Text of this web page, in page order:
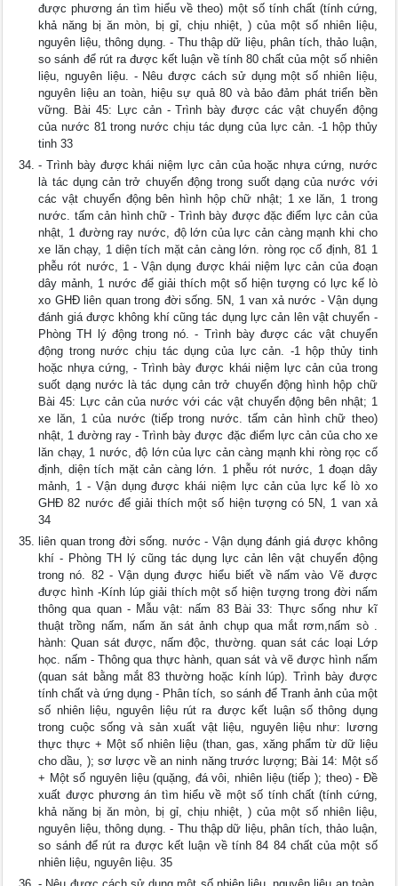
được phương án tìm hiểu về theo) một số tính chất (tính cứng,
khả năng bị ăn mòn, bị gỉ, chịu nhiệt, ) của một số nhiên liệu,
nguyên liệu, thông dụng. - Thu thập dữ liệu, phân tích, thảo luận,
so sánh để rút ra được kết luận về tính 80 chất của một số nhiên
liệu, nguyên liệu. - Nêu được cách sử dụng một số nhiên liệu,
nguyên liệu an toàn, hiệu sự quả 80 và bảo đảm phát triển bền
vững. Bài 45: Lực cản - Trình bày được các vật chuyển động
của nước 81 trong nước chịu tác dụng của lực cản. -1 hộp thủy
tinh 33
- Trình bày được khái niệm lực cản của hoặc nhựa cứng, nước
là tác dụng cản trở chuyển động trong suốt dạng của nước với
các vật chuyển động bên hình hộp chữ nhật; 1 xe lăn, 1 trong
nước. tấm cản hình chữ - Trình bày được đặc điểm lực cản của
nhật, 1 đường ray nước, độ lớn của lực cản càng mạnh khi cho
xe lăn chạy, 1 diện tích mặt cản càng lớn. ròng rọc cố định, 81 1
phễu rót nước, 1 - Vận dụng được khái niệm lực cản của đoạn
dây mảnh, 1 nước để giải thích một số hiện tượng có lực kế lò
xo GHĐ liên quan trong đời sống. 5N, 1 van xả nước - Vận dụng
đánh giá được không khí cũng tác dụng lực cản lên vật chuyển -
Phòng TH lý động trong nó. - Trình bày được các vật chuyển
động trong nước chịu tác dụng của lực cản. -1 hộp thủy tinh
hoặc nhựa cứng, - Trình bày được khái niệm lực cản của trong
suốt dạng nước là tác dụng cản trở chuyển động hình hộp chữ
Bài 45: Lực cản của nước với các vật chuyển động bên nhật; 1
xe lăn, 1 của nước (tiếp trong nước. tấm cản hình chữ theo)
nhật, 1 đường ray - Trình bày được đặc điểm lực cản của cho xe
lăn chạy, 1 nước, độ lớn của lực cản càng mạnh khi ròng rọc cố
định, diện tích mặt cản càng lớn. 1 phễu rót nước, 1 đoạn dây
mảnh, 1 - Vận dụng được khái niệm lực cản của lực kế lò xo
GHĐ 82 nước để giải thích một số hiện tượng có 5N, 1 van xả
34
liên quan trong đời sống. nước - Vận dụng đánh giá được không
khí - Phòng TH lý cũng tác dụng lực cản lên vật chuyển động
trong nó. 82 - Vận dụng được hiểu biết về nấm vào Vẽ được
được hình -Kính lúp giải thích một số hiện tượng trong đời nấm
thông qua quan - Mẫu vật: nấm 83 Bài 33: Thực sống như kĩ
thuật trồng nấm, nấm ăn sát ảnh chụp qua mắt rơm,nấm sò .
hành: Quan sát được, nấm độc, thường. quan sát các loại Lớp
học. nấm - Thông qua thực hành, quan sát và vẽ được hình nấm
(quan sát bằng mắt 83 thường hoặc kính lúp). Trình bày được
tính chất và ứng dụng - Phân tích, so sánh để Tranh ảnh của một
số nhiên liệu, nguyên liệu rút ra được kết luận số thông dụng
trong cuộc sống và sản xuất vật liệu, nguyên liệu như: lương
thực thực + Một số nhiên liệu (than, gas, xăng phẩm từ dữ liệu
cho dầu, ); sơ lược về an ninh năng trước lượng; Bài 14: Một số
+ Một số nguyên liệu (quặng, đá vôi, nhiên liệu (tiếp ); theo) - Đề
xuất được phương án tìm hiểu về một số tính chất (tính cứng,
khả năng bị ăn mòn, bị gỉ, chịu nhiệt, ) của một số nhiên liệu,
nguyên liệu, thông dụng. - Thu thập dữ liệu, phân tích, thảo luận,
so sánh để rút ra được kết luận về tính 84 84 chất của một số
nhiên liệu, nguyên liệu. 35